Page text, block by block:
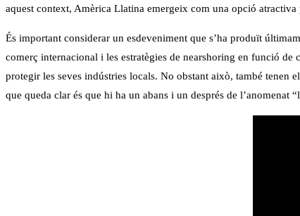
aquest context, Amèrica Llatina emergeix com una opció
És important considerar un esdeveniment que s’ha produït
comerç internacional i les estratègies de nearshoring en funció
protegir les seves indústries locals. No obstant això, també tenen
que queda clar és que hi ha un abans i un després de